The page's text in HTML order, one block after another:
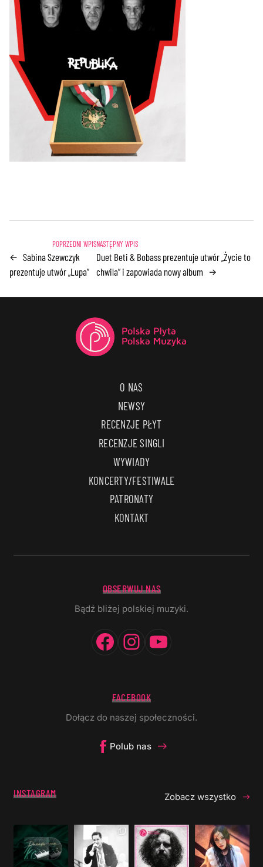
← Sabina Szewczyk
prezentuje utwór „Lupa”
Duet Beti & Bobass prezentuje utwór „Życie to
chwila” i zapowiada nowy album →
O NAS
NEWSY
RECENZJE PŁYT
RECENZJE SINGLI
WYWIADY
KONCERTY/FESTIWALE
PATRONATY
KONTAKT
OBSERWUJ NAS
Bądź bliżej polskiej muzyki.
Facebook
Instagram
FACEBOOK
Dołącz do naszej społeczności.
Polub nas
INSTAGRAM Zobacz wszystko